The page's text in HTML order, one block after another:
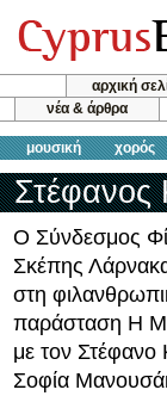
αρχική
νέα & άρθρα
μουσική χορός
Στέφανος
Ο Σύνδεσμος
Σκέπης
στη
παράσταση Η
με τον Στέφανο
Σοφία